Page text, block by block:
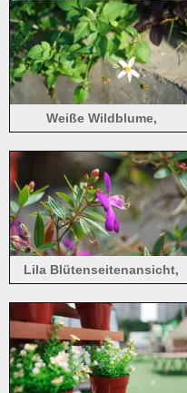
Weiße Wildblume,
Sonnenlicht
Lila Blütenseitenansicht,